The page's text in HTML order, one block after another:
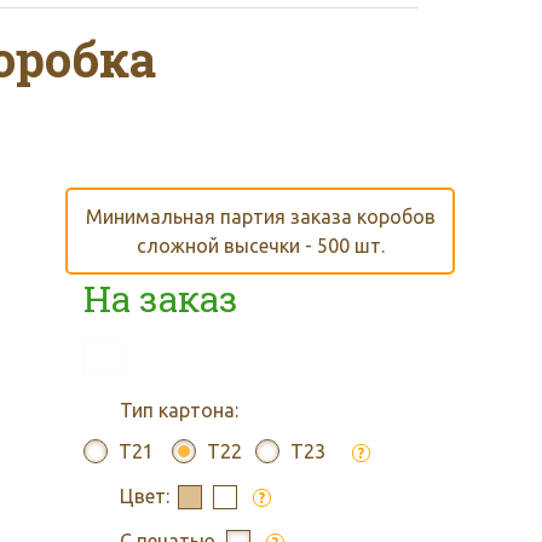
на сумму от 30 000
от 3 дней
или чертежам
Минимальная партия заказа коробов
сложной высечки - 500 шт.
На заказ
Тип картона:
T21
T22 T23 ?
Цвет: ?